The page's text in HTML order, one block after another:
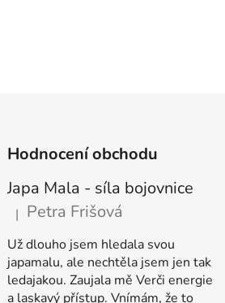
Hodnocení obchodu
Japa Mala - síla bojovnice
Hodnocení produktu je 5 z 5 hvězdiček.
| Petra Frišová
Už dlouho jsem hledala svou
japamalu, ale nechtěla jsem jen tak
ledajakou. Zaujala mě Verči energie
a laskavý přístup. Vnímám, že to